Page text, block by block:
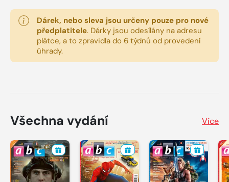
Dárek, nebo sleva jsou určeny pouze pro nové
předplatitele. Dárky jsou odesílány na adresu
plátce, a to zpravidla do 6 týdnů od provedení
úhrady.
Všechna vydání Více